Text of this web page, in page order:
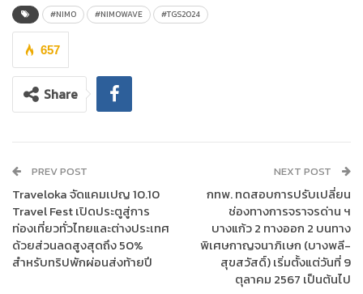
WAVE” สามารถซื้อบัตรได้แล้ววันนี้ที่ Zipevent
(https://www.zipeventapp.com/e/TGS2024) ในราคา 1,200
บาท (บัตรยืนทุกที่) การแสดงจะจัดขึ้นที่เวทีกลางงาน Thailand
Game Show 2024 ในวันเสาร์ที่ 19 ตุลาคม เวลา 20.45 – 23.00 น.
เตรียมพบกับการแสดงจากไอดอลชื่อดัง วงดนตรี และดีเจระดับแนว
หน้า ที่จะมาสร้างความสนุกแบบ Non Stop!
#NIMO #NIMOWAVE #TGS2024
657
Share
PREV POST
Traveloka จัดแคมเปญ 10.10
Travel Fest เปิดประตูสู่การ
ท่องเที่ยวทั่วไทยและต่างประเทศ
ด้วยส่วนลดสูงสุดถึง 50%
สำหรับทริปพักผ่อนส่งท้ายปี
NEXT POST
กทพ. ทดสอบการปรับเปลี่ยน
ช่องทางการจราจรด่าน ฯ
บางแก้ว 2 ทางออก 2 บนทาง
พิเศษกาญจนาภิเษก (บางพลี-
สุขสวัสดิ์) เริ่มตั้งแต่วันที่ 9
ตุลาคม 2567 เป็นต้นไป